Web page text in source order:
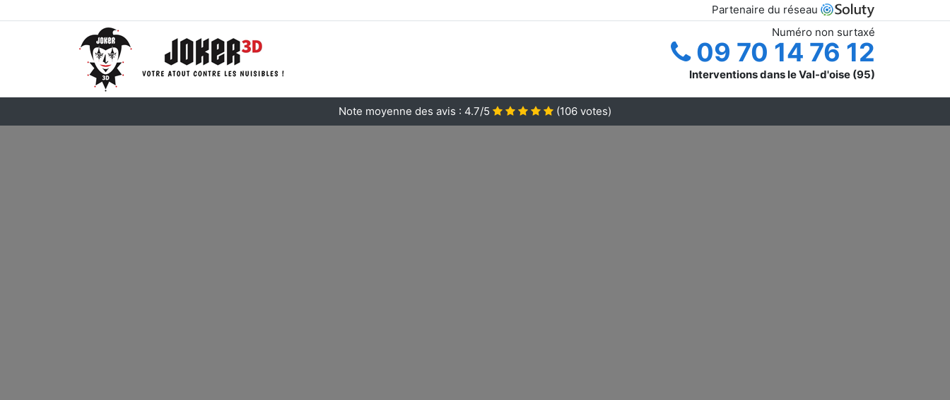
Partenaire du réseau
Numéro non surtaxé
09 70 14 76 12
Interventions dans le Val-d'oise (95)
Note moyenne des avis : 4.7/5 (106 votes)